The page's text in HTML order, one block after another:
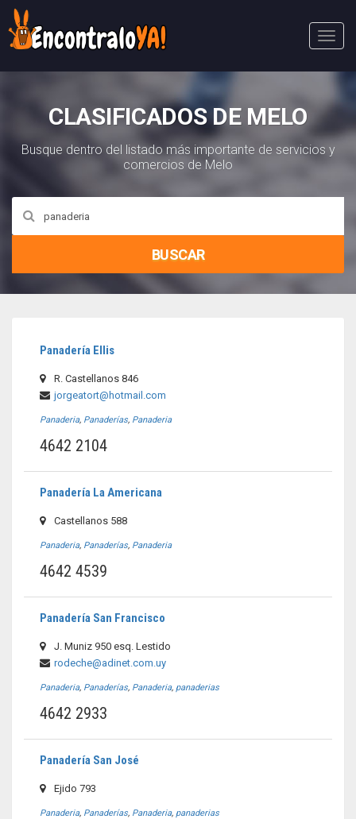
Abri
CLASIFICADOS DE MELO
Busque dentro del listado más importante de servicios y
comercios de Melo
BUSCAR
Panadería Ellis
R. Castellanos 846
jorgeatort@hotmail.com
Panaderia, Panaderías, Panaderia
4642 2104
Panadería La Americana
Castellanos 588
Panaderia, Panaderías, Panaderia
4642 4539
Panadería San Francisco
J. Muniz 950 esq. Lestido
rodeche@adinet.com.uy
Panaderia, Panaderías, Panaderia, panaderias
4642 2933
Panadería San José
Ejido 793
Panaderia, Panaderías, Panaderia, panaderias